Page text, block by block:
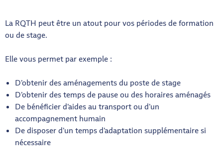
La RQTH peut être un atout pour vos périodes de formation
ou de stage.
Elle vous permet par exemple :
D’obtenir des aménagements du poste de stage
D’obtenir des temps de pause ou des horaires aménagés
De bénéficier d’aides au transport ou d’un
accompagnement humain
De disposer d’un temps d’adaptation supplémentaire si
nécessaire